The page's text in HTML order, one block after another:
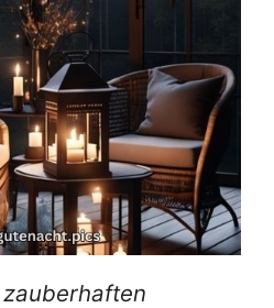
zauberhaften